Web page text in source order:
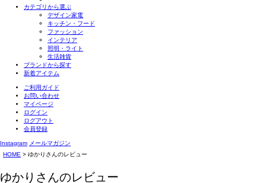
カテゴリから選ぶ
デザイン家電
キッチン・フード
ファッション
インテリア
照明・ライト
生活雑貨
ブランドから探す
新着アイテム
ご利用ガイド
お問い合わせ
マイページ
ログイン
ログアウト
会員登録
Instagram メールマガジン
HOME
ゆかりさんのレビュー
ゆかりさんのレビュー